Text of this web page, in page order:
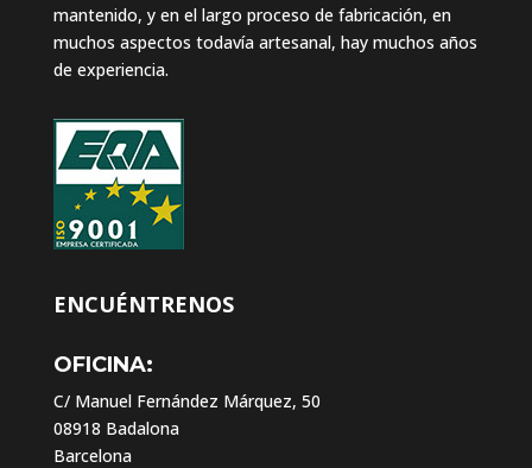
mantenido, y en el largo proceso de fabricación, en
muchos aspectos todavía artesanal, hay muchos años
de experiencia.
ENCUÉNTRENOS
OFICINA:
C/ Manuel Fernández Márquez, 50
08918 Badalona
Barcelona